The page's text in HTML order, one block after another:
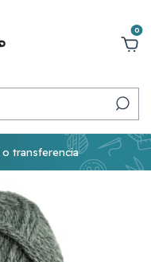
0
transferencia